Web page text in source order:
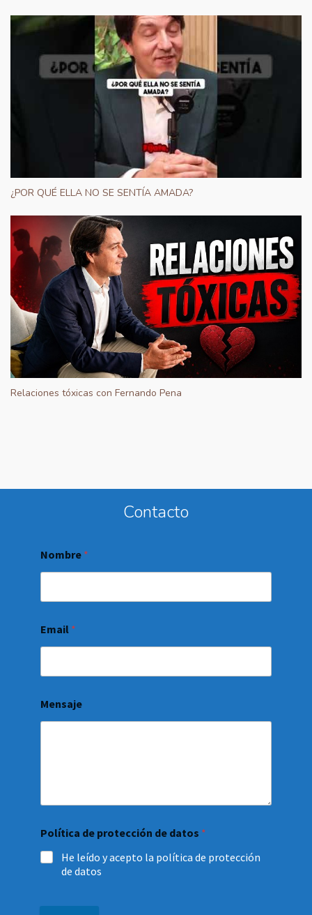
¿POR QUÉ ELLA NO SE SENTÍA AMADA?
Relaciones tóxicas con Fernando Pena
Contacto
Nombre *
Email *
Mensaje
Política de protección de datos *
He leído y acepto la política de protección
de datos